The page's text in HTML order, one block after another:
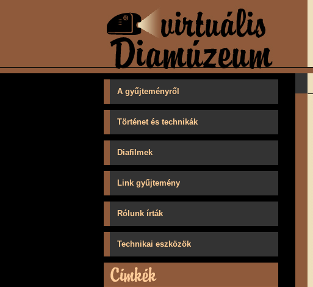
A gyűjteményről
Történet és technikák
Diafilmek
Link gyűjtemény
Rólunk írták
Technikai eszközök